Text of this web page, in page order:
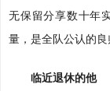
无保留分享数十年
量，是全队公认的良
临近退休的他